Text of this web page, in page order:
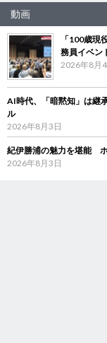
動画
「100歳
務員イベン
2026年8月
AI時代、「暗黙知」は継
ル
2026年8月3日
紀伊勝浦の魅力を堪能
2026年8月3日